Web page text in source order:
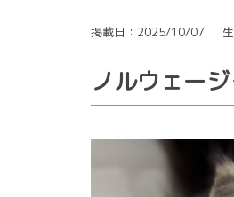
掲載日：2025/10/07
ノルウェー